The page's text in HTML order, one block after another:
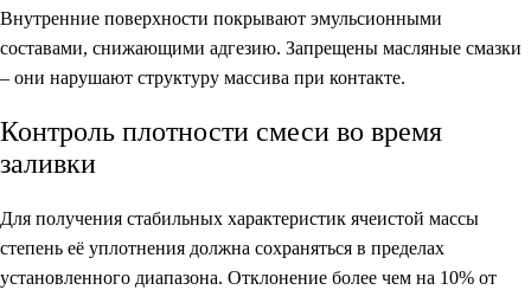
Внутренние поверхности покрывают эмульсионными
составами, снижающими адгезию. Запрещены масляные смазки
– они нарушают структуру массива при контакте.
Контроль плотности смеси во время
заливки
Для получения стабильных характеристик ячеистой массы
степень её уплотнения должна сохраняться в пределах
установленного диапазона. Отклонение более чем на 10% от